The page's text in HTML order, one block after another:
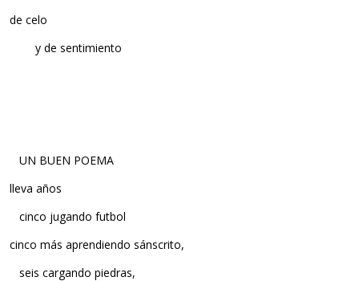
de celo
y de sentimiento
UN BUEN POEMA
lleva años
cinco jugando futbol
cinco más aprendiendo sánscrito,
seis cargando piedras,